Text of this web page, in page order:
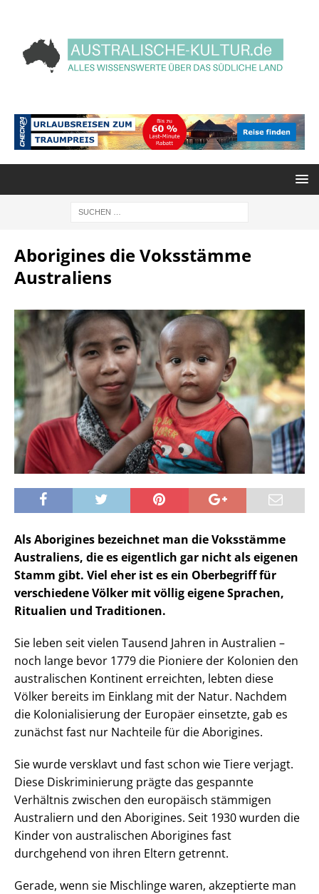
Aborigines die Voksstämme
Australiens
Als Aborigines bezeichnet man die Voksstämme
Australiens, die es eigentlich gar nicht als eigenen
Stamm gibt. Viel eher ist es ein Oberbegriff für
verschiedene Völker mit völlig eigene Sprachen,
Ritualien und Traditionen.
Sie leben seit vielen Tausend Jahren in Australien –
noch lange bevor 1779 die Pioniere der Kolonien den
australischen Kontinent erreichten, lebten diese
Völker bereits im Einklang mit der Natur. Nachdem
die Kolonialisierung der Europäer einsetzte, gab es
zunächst fast nur Nachteile für die Aborigines.
Sie wurde versklavt und fast schon wie Tiere verjagt.
Diese Diskriminierung prägte das gespannte
Verhältnis zwischen den europäisch stämmigen
Australiern und den Aborigines. Seit 1930 wurden die
Kinder von australischen Aborigines fast
durchgehend von ihren Eltern getrennt.
Gerade, wenn sie Mischlinge waren, akzeptierte man